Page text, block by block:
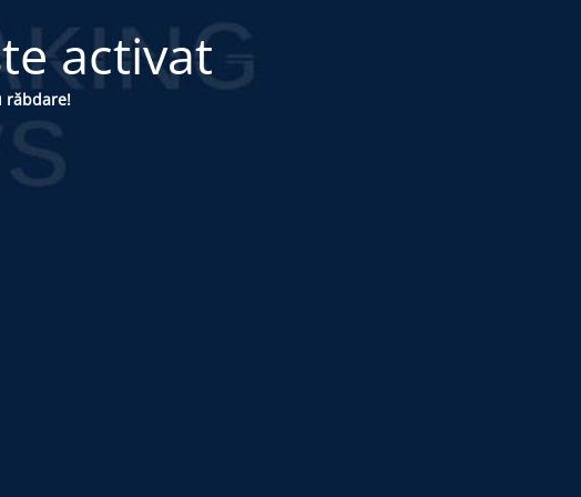
activat
răbdare!